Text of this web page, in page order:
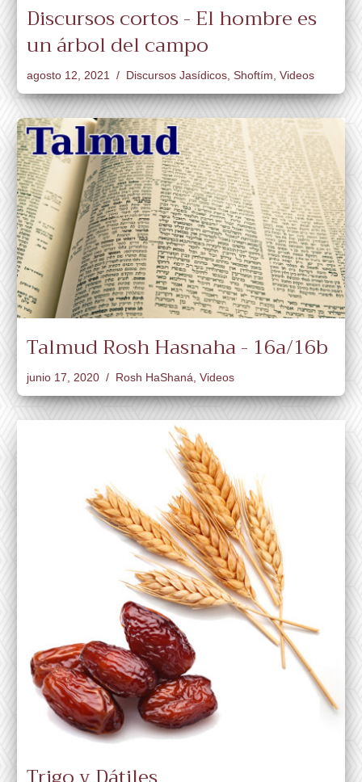
Discursos cortos - El hombre es
un árbol del campo
agosto 12, 2021 Discursos Jasídicos Shoftím Videos
Talmud Rosh Hasnaha - 16a/16b
junio 17, 2020 Rosh HaShaná Videos